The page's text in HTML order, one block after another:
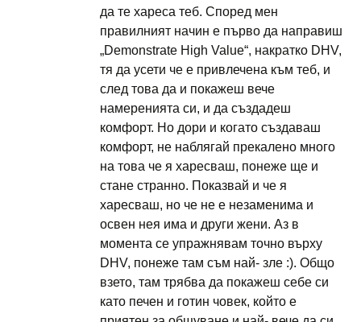
да те хареса теб. Според мен
правилният начин е първо да направиш
„Demonstrate High Value“, накратко DHV,
тя да усети че е привлечена към теб, и
след това да и покажеш вече
намеренията си, и да създадеш
комфорт. Но дори и когато създаваш
комфорт, не наблягай прекалено много
на това че я харесваш, понеже ще и
стане странно. Показвай и че я
харесваш, но че не е незаменима и
освен нея има и други жени. Аз в
момента се упражнявам точно върху
DHV, понеже там съм най- зле :). Общо
взето, там трябва да покажеш себе си
като печен и готин човек, който е